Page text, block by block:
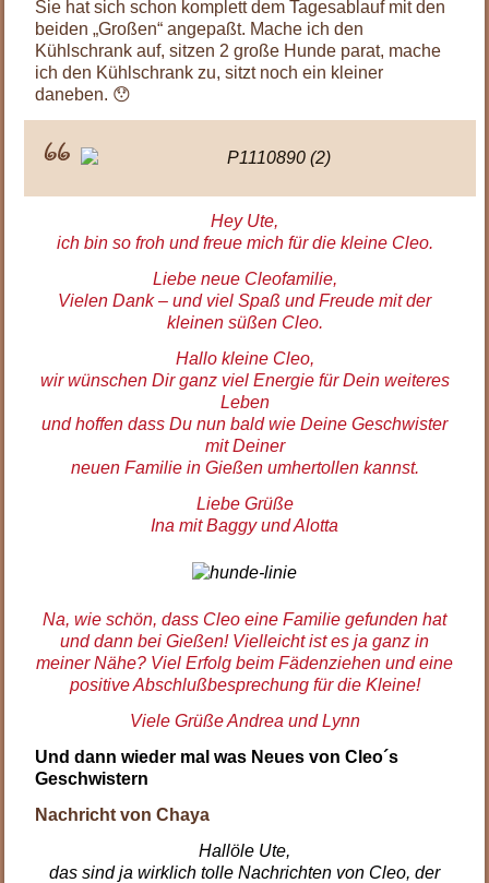
Sie hat sich schon komplett dem Tagesablauf mit den
beiden „Großen“ angepaßt. Mache ich den
Kühlschrank auf, sitzen 2 große Hunde parat, mache
ich den Kühlschrank zu, sitzt noch ein kleiner
daneben. 😯
Hey Ute,
ich bin so froh und freue mich für die kleine Cleo.
Liebe neue Cleofamilie,
Vielen Dank – und viel Spaß und Freude mit der
kleinen süßen Cleo.
Hallo kleine Cleo,
wir wünschen Dir ganz viel Energie für Dein weiteres
Leben
und hoffen dass Du nun bald wie Deine Geschwister
mit Deiner
neuen Familie in Gießen umhertollen kannst.
Liebe Grüße
Ina mit Baggy und Alotta
Na, wie schön, dass Cleo eine Familie gefunden hat
und dann bei Gießen! Vielleicht ist es ja ganz in
meiner Nähe? Viel Erfolg beim Fädenziehen und eine
positive Abschlußbesprechung für die Kleine!
Viele Grüße Andrea und Lynn
Und dann wieder mal was Neues von Cleo´s
Geschwistern
Nachricht von Chaya
Hallöle Ute,
das sind ja wirklich tolle Nachrichten von Cleo, der